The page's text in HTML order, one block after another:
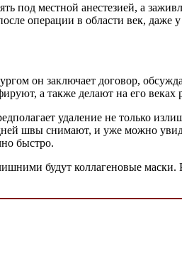
под местной анестезией, а
операции в области век, даже
он заключает договор,
а также делают на его веках
удаление не только
швы снимают, и уже можно
быстро.
будут коллагеновые